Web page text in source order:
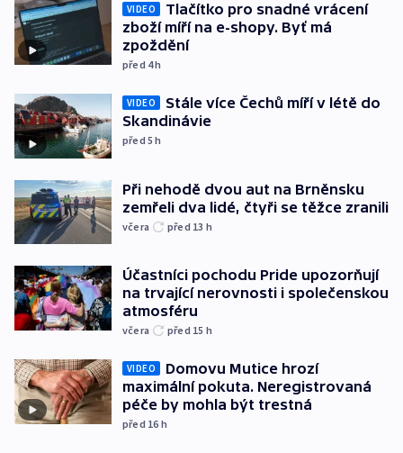
VIDEO
Tlačítko pro snadné vrácení
zboží míří na e-shopy. Byť má
zpoždění
před 4h
VIDEO
Stále více Čechů míří v létě do
Skandinávie
před 5h
Při nehodě dvou aut na Brněnsku
zemřeli dva lidé, čtyři se těžce zranili
včera před 13 h
Účastníci pochodu Pride upozorňují
na trvající nerovnosti i společenskou
atmosféru
včera před 15 h
VIDEO
Domovu Mutice hrozí
maximální pokuta. Neregistrovaná
péče by mohla být trestná
před 16 h